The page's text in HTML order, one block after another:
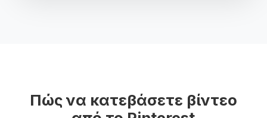
Πώς να κατεβάσετε βίντεο